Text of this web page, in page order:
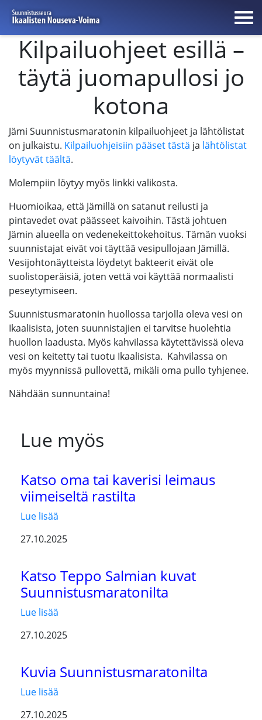
Kilpailuohjeet esillä –
täytä juomapullosi jo
kotona
Jämi Suunnistusmaratonin kilpailuohjeet ja lähtölistat
on julkaistu. Kilpailuohjeisiin pääset tästä ja lähtölistat
löytyvät täältä.
Molempiin löytyy myös linkki valikosta.
Huomioikaa, että Jämillä on satanut reilusti ja
pintavedet ovat päässeet kaivoihin. Tästä johtuen
Jämin alueella on vedenekeittokehoitus. Tämän vuoksi
suunnistajat eivät voi täyttää vesipullojaan Jämillä.
Vesijohtonäytteista löydetyt bakteerit eivät ole
suolistoperäisiä, joten vettä voi käyttää normaalisti
peseytymiseen.
Suunnistusmaratonin huollossa tarjolla oleva vesi on
Ikaalisista, joten suunnistajien ei tarvitse huolehtia
huollon laadusta. Myös kahvilassa käytettävissä oleva
vesi on keitetty tai tuotu Ikaalisista. Kahvilassa on
myös myynnissä pullovettä, mikäli oma pullo tyhjenee.
Nähdään sunnuntaina!
Lue myös
Katso oma tai kaverisi leimaus
viimeiseltä rastilta
Lue lisää
27.10.2025
Katso Teppo Salmian kuvat
Suunnistusmaratonilta
Lue lisää
27.10.2025
Kuvia Suunnistusmaratonilta
Lue lisää
27.10.2025